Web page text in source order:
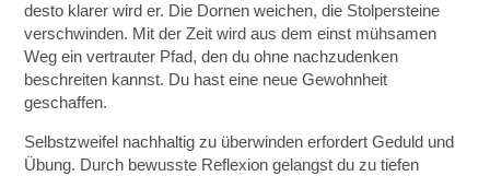
desto klarer wird er. Die Dornen weichen, die Stolpersteine
verschwinden. Mit der Zeit wird aus dem einst mühsamen
Weg ein vertrauter Pfad, den du ohne nachzudenken
beschreiten kannst. Du hast eine neue Gewohnheit
geschaffen.
Selbstzweifel nachhaltig zu überwinden erfordert Geduld und
Übung. Durch bewusste Reflexion gelangst du zu tiefen